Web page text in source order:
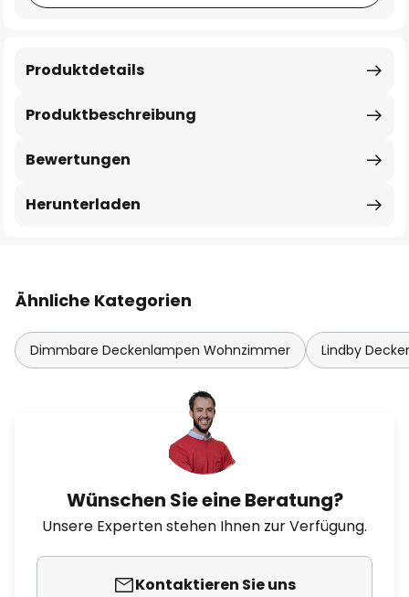
Produktbeschreibung
Produktdetails
Bewertungen
Herunterladen
Ähnliche Kategorien
Dimmbare Deckenlampen Wohnzimmer Lindby
Wünschen Sie eine Beratung?
Unsere Experten stehen Ihnen zur Verfügung.
Kontaktieren Sie uns